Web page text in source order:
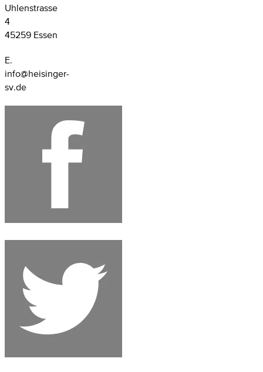
Uhlenstrasse
4
45259 Essen
E.
info@heisinger-
sv.de